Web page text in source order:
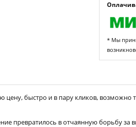
* Мы
цену, быстро и в пару кликов, возможно
превратилось в отчаянную борьбу